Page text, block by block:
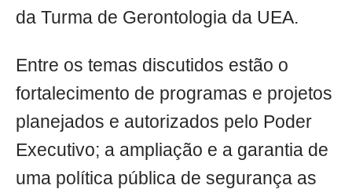
da Turma de Gerontologia da UEA.
Entre os temas discutidos estão o
fortalecimento de programas e projetos
planejados e autorizados pelo Poder
Executivo; a ampliação e a garantia de
uma política pública de segurança as